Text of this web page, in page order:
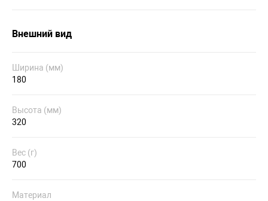
Внешний вид
Ширина (мм)
180
Высота (мм)
320
Вес (г)
700
Материал